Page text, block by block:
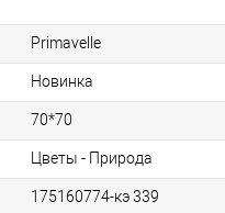
Primavelle
Новинка
70*70
Цветы - Природа
175160774-кэ 339